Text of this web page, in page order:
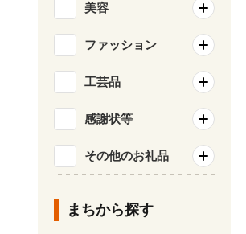
美容
ファッション
工芸品
感謝状等
その他のお礼品
まちから探す